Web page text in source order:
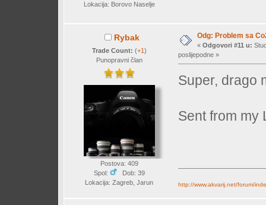
Lokacija: Borovo Naselje
Rybak
Trade Count: (+1)
Punopravni član
Postova: 409
Spol:
Dob: 39
Lokacija: Zagreb, Jarun
Odg: Problem sa
« Odgovori #11 u:
poslijepodne »
Super, drago
Sent from my
http://www.akvarij.net/forum/